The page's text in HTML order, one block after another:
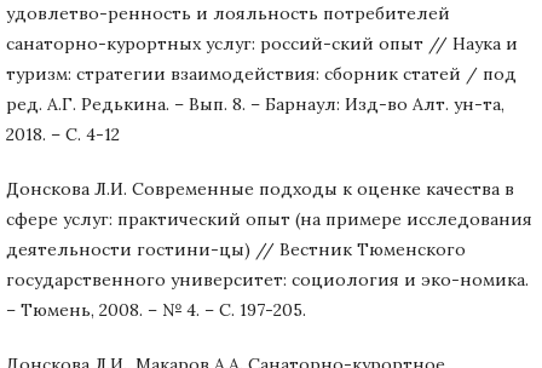
удовлетво-ренность и лояльность потребителей
санаторно-курортных услуг: россий-ский опыт // Наука и
туризм: стратегии взаимодействия: сборник статей / под
ред. А.Г. Редькина. – Вып. 8. – Барнаул: Изд-во Алт. ун-та,
2018. – С. 4-12
Донскова Л.И. Современные подходы к оценке качества в
сфере услуг: практический опыт (на примере исследования
деятельности гостини-цы) // Вестник Тюменского
государственного университет: социология и эко-номика.
– Тюмень, 2008. – № 4. – С. 197-205.